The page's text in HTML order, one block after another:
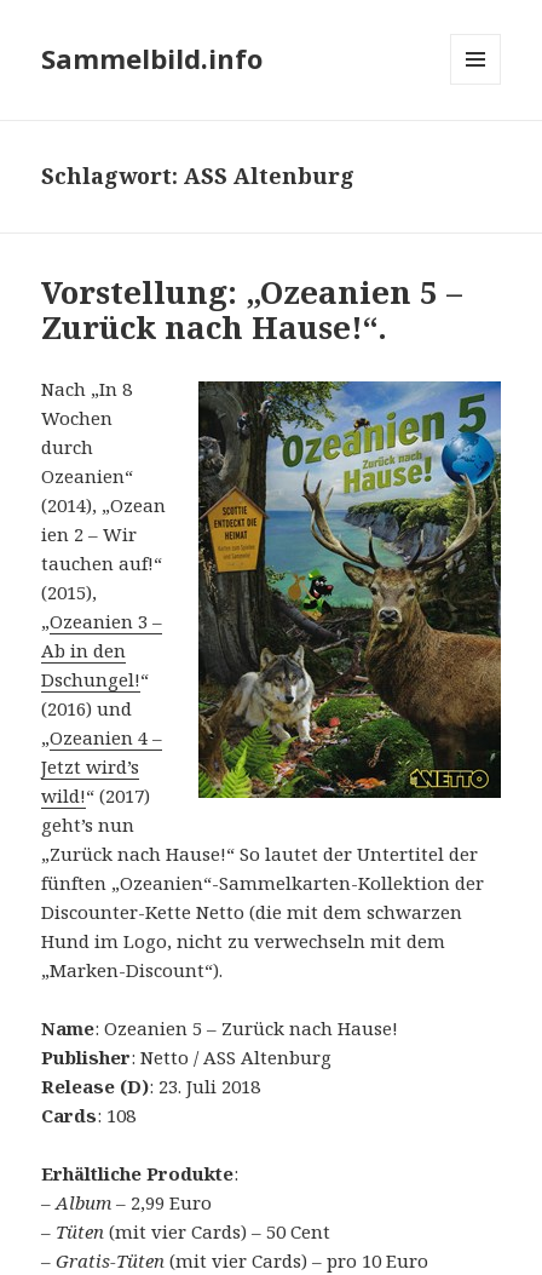
Sammelbild.info
Schlagwort:ASS Altenburg
Vorstellung: „Ozeanien 5 –
Zurück nach Hause!“.
Nach „In 8
Wochen
durch
Ozeanien“
(2014), „Ozean
ien 2 – Wir
tauchen auf!“
(2015),
„Ozeanien 3 –
Ab in den
Dschungel!“
(2016) und
„Ozeanien 4 –
Jetzt wird’s
wild!“ (2017)
geht’s nun
„Zurück nach Hause!“ So lautet der Untertitel der
fünften „Ozeanien“-Sammelkarten-Kollektion der
Discounter-Kette Netto (die mit dem schwarzen
Hund im Logo, nicht zu verwechseln mit dem
„Marken-Discount“).
Name: Ozeanien 5 – Zurück nach Hause!
Publisher: Netto / ASS Altenburg
Release (D): 23. Juli 2018
Cards: 108
Erhältliche Produkte:
–Album – 2,99 Euro
– Tüten (mit vier Cards) – 50 Cent
–Gratis-Tüten (mit vier Cards) – pro 10 Euro